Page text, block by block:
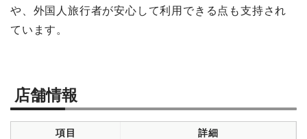
や、外国人旅行者が安心して利用できる点も支持され
ています。
店舗情報
項目 詳細